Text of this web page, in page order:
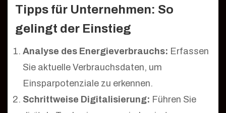
Tipps für Unternehmen: So
gelingt der Einstieg
Analyse des Energieverbrauchs: Erfassen
Sie aktuelle Verbrauchsdaten, um
Einsparpotenziale zu erkennen.
Schrittweise Digitalisierung: Führen Sie